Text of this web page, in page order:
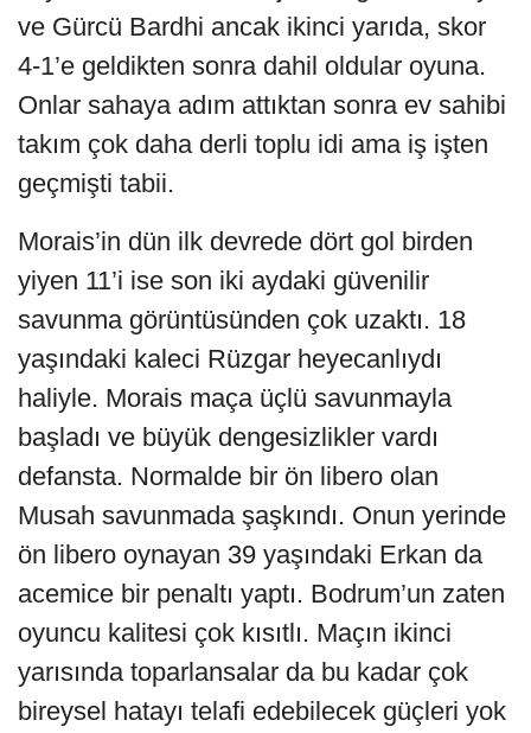
ve Gürcü Bardhi ancak ikinci yarıda, skor
4-1’e geldikten sonra dahil oldular oyuna.
Onlar sahaya adım attıktan sonra ev sahibi
takım çok daha derli toplu idi ama iş işten
geçmişti tabii.
Morais’in dün ilk devrede dört gol birden
yiyen 11’i ise son iki aydaki güvenilir
savunma görüntüsünden çok uzaktı. 18
yaşındaki kaleci Rüzgar heyecanlıydı
haliyle. Morais maça üçlü savunmayla
başladı ve büyük dengesizlikler vardı
defansta. Normalde bir ön libero olan
Musah savunmada şaşkındı. Onun yerinde
ön libero oynayan 39 yaşındaki Erkan da
acemice bir penaltı yaptı. Bodrum’un zaten
oyuncu kalitesi çok kısıtlı. Maçın ikinci
yarısında toparlansalar da bu kadar çok
bireysel hatayı telafi edebilecek güçleri yok